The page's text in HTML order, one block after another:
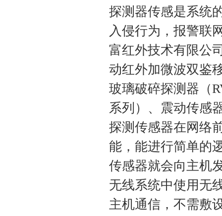
探测器传感是系统
入侵行为，报警联
富红外技术有限公
动红外加微波双鉴
玻璃破碎探测器（
系列）、震动传感
探测传感器在网络
能，能进行简单的
传感器就会向主机
无线系统中使用无
主机通信，不需敷